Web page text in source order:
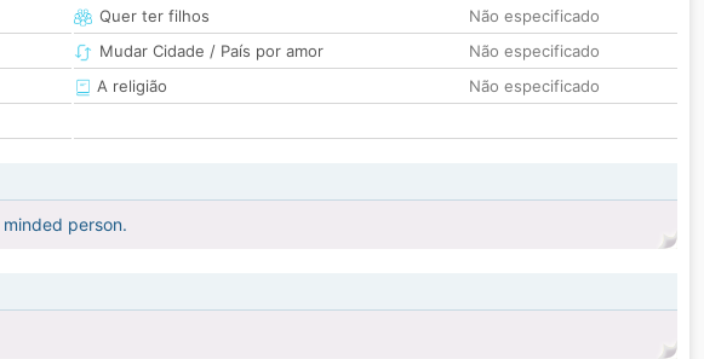
Quer ter filhos
Não especificado
Mudar Cidade / País por amor
Não especificado
A religião
Não especificado
person.